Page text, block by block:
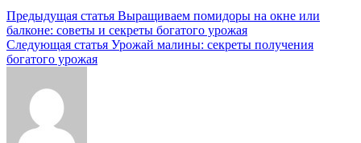
Навигация
по
записям
Предыдущая статья Выращиваем помидоры на окне или
балконе: советы и секреты богатого урожая
Следующая статья Урожай малины: секреты получения
богатого урожая